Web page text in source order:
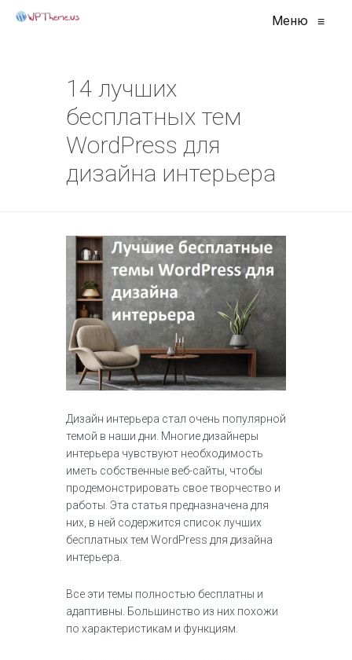
Меню ≡
14 лучших
бесплатных тем
WordPress для
дизайна интерьера
Дизайн интерьера стал очень популярной
темой в наши дни. Многие дизайнеры
интерьера чувствуют необходимость
иметь собственные веб-сайты, чтобы
продемонстрировать свое творчество и
работы. Эта статья предназначена для
них, в ней содержится список лучших
бесплатных тем WordPress для дизайна
интерьера.
Все эти темы полностью бесплатны и
адаптивны. Большинство из них похожи
по характеристикам и функциям.